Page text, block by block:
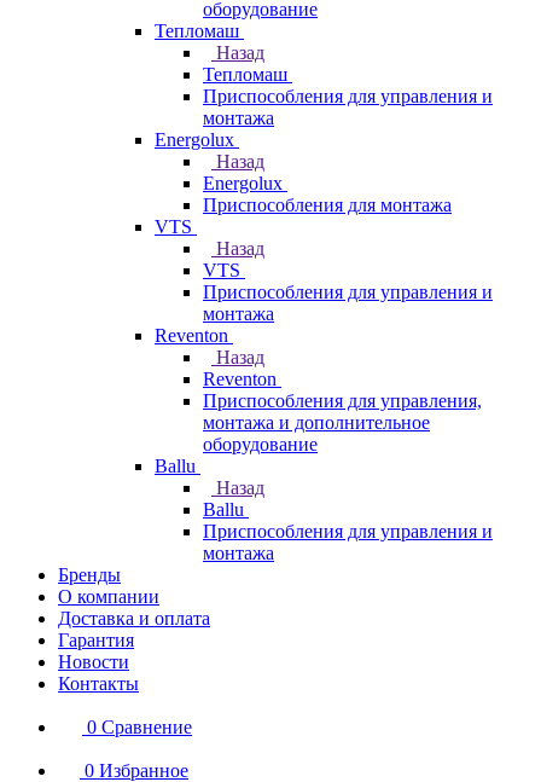
оборудование
Тепломаш
Назад
Тепломаш
Приспособления для управления и
монтажа
Energolux
Назад
Energolux
Приспособления для монтажа
VTS
Назад
VTS
Приспособления для управления и
монтажа
Reventon
Назад
Reventon
Приспособления для управления,
монтажа и дополнительное
оборудование
Ballu
Назад
Ballu
Приспособления для управления и
монтажа
Бренды
О компании
Доставка и оплата
Гарантия
Новости
Контакты
0 Сравнение
0 Избранное